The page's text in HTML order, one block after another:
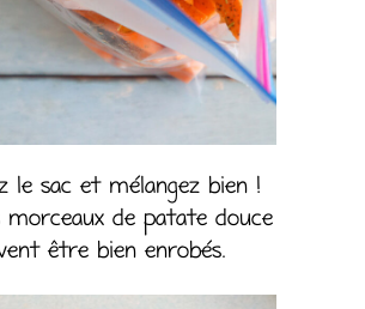
le sac et mélangez bien !
morceaux de patate douce
être bien enrobés.